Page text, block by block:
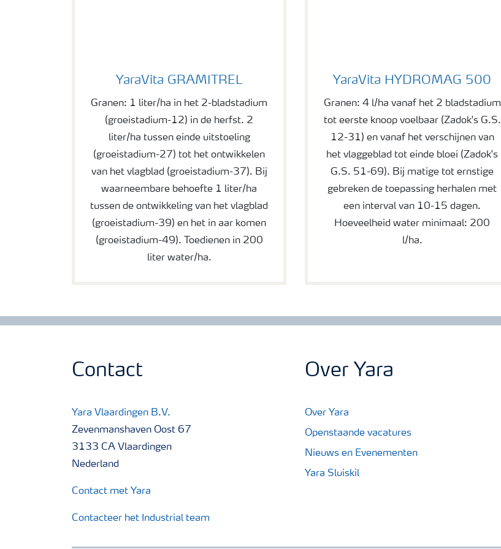
YaraVita GRAMITREL
Granen: 1 liter/ha in het 2-bladstadium
(groeistadium-12) in de herfst. 2
liter/ha tussen einde uitstoeling
(groeistadium-27) tot het ontwikkelen
van het vlagblad (groeistadium-37). Bij
waarneembare behoefte 1 liter/ha
tussen de ontwikkeling van het vlagblad
(groeistadium-39) en het in aar komen
(groeistadium-49). Toedienen in 200
liter water/ha.
YaraVita HYDROMAG 500
Granen: 4 l/ha vanaf het 2 bladstadium
tot eerste knoop voelbaar (Zadok's G.S.
12-31) en vanaf het verschijnen van
het vlaggeblad tot einde bloei (Zadok's
G.S. 51-69). Bij matige tot ernstige
gebreken de toepassing herhalen met
een interval van 10-15 dagen.
Hoeveelheid water minimaal: 200
l/ha.
Contact
Yara Vlaardingen B.V.
Zevenmanshaven Oost 67
3133 CA Vlaardingen
Nederland
Contact met Yara
Contacteer het Industrial team
Over Yara
Over Yara
Openstaande vacatures
Nieuws en Evenementen
Yara Sluiskil